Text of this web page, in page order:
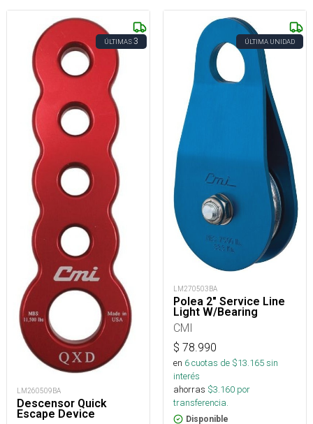
ÚLTIMAS3
LM260509BA
Descensor Quick
Escape Device
ÚLTIMA UNIDAD
LM270503BA
Polea 2" Service Line
Light W/Bearing
CMI
$ 78.990
en 6cuotas de $13.165sin
interés
ahorras $3.160 por
transferencia.
Disponible